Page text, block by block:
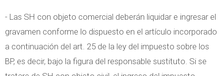
- Las SH con objeto comercial deberán liquidar e ingresar el
gravamen conforme lo dispuesto en el artículo incorporado
a continuación del art. 25 de la ley del impuesto sobre los
BP, es decir, bajo la figura del responsable sustituto. Si se